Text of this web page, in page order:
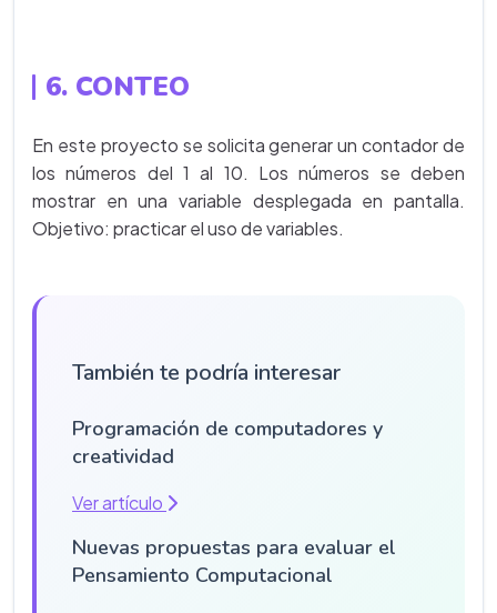
6. CONTEO
En este proyecto se solicita generar un contador de
los números del 1 al 10. Los números se deben
mostrar en una variable desplegada en pantalla.
Objetivo: practicar el uso de variables.
También te podría interesar
Programación de computadores y
creatividad
Ver artículo
Nuevas propuestas para evaluar el
Pensamiento Computacional